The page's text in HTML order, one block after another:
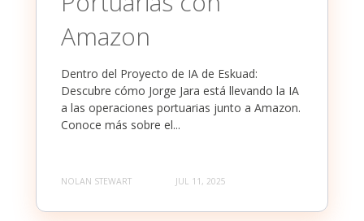
Amazon
Dentro del Proyecto de IA de Eskuad:
Descubre cómo Jorge Jara está llevando la IA
a las operaciones portuarias junto a Amazon.
Conoce más sobre el...
NOLAN STEWART JUL 11, 2025